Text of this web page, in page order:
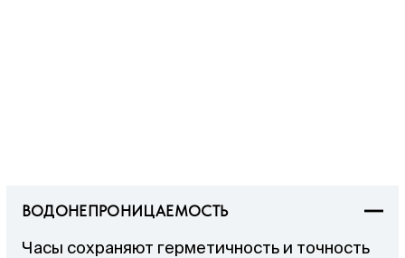
ВОДОНЕПРОНИЦАЕМОСТЬ
Часы сохраняют герметичность и точность